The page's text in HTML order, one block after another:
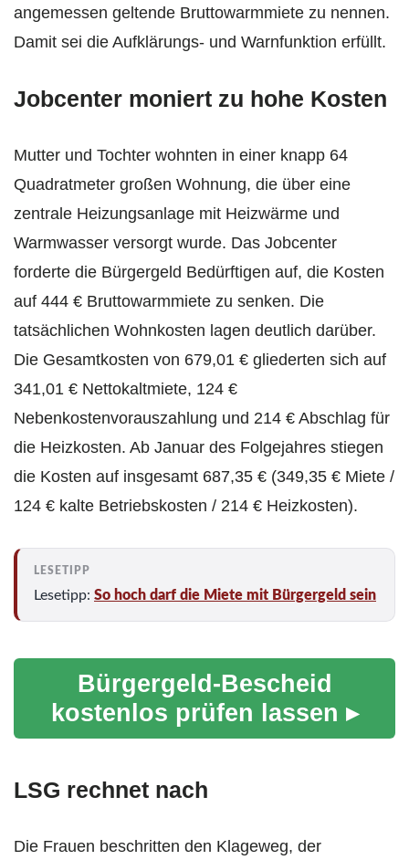
angemessen geltende Bruttowarmmiete zu nennen.
Damit sei die Aufklärungs- und Warnfunktion erfüllt.
Jobcenter moniert zu hohe Kosten
Mutter und Tochter wohnten in einer knapp 64
Quadratmeter großen Wohnung, die über eine
zentrale Heizungsanlage mit Heizwärme und
Warmwasser versorgt wurde. Das Jobcenter
forderte die Bürgergeld Bedürftigen auf, die Kosten
auf 444 € Bruttowarmmiete zu senken. Die
tatsächlichen Wohnkosten lagen deutlich darüber.
Die Gesamtkosten von 679,01 € gliederten sich auf
341,01 € Nettokaltmiete, 124 €
Nebenkostenvorauszahlung und 214 € Abschlag für
die Heizkosten. Ab Januar des Folgejahres stiegen
die Kosten auf insgesamt 687,35 € (349,35 € Miete /
124 € kalte Betriebskosten / 214 € Heizkosten).
Lesetipp: So hoch darf die Miete mit Bürgergeld sein
Bürgergeld-Bescheid
kostenlos prüfen lassen ▸
LSG rechnet nach
Die Frauen beschritten den Klageweg, der